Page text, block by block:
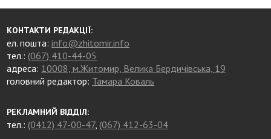
КОНТАКТИ РЕДАКЦІЇ:
ел. пошта:info@zhitomir.info
тел.: (067) 410-44-05
адреса: 10008, м.Житомир, Велика Бердичівська, 19
головний редактор: Тамара Коваль
РЕКЛАМНИЙ ВІДДІЛ:
тел.: (0412) 47-00-47, (067) 412-63-04